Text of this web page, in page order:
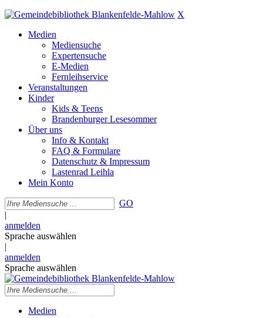
X
Medien
Mediensuche
Expertensuche
E-Medien
Fernleihservice
Veranstaltungen
Kinder
Kids & Teens
Brandenburger Lesesommer
Über uns
Info & Kontakt
FAQ & Formulare
Datenschutz & Impressum
Lastenrad Leihla
Mein Konto
GO
|
anmelden
Sprache auswählen
|
anmelden
Sprache auswählen
Medien